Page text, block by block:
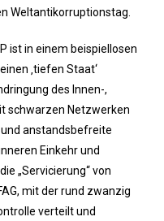
Weltantikorruptionstag.
ist in einem beispiellosen
‚tiefen Staat‘
des Innen-,
schwarzen Netzwerken
anstandsbefreite
Einkehr und
„Servicierung“ von
mit der rund zwanzig
verteilt und